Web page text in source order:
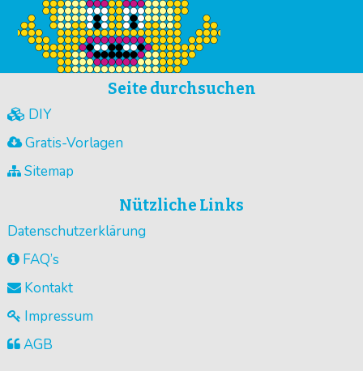
Seite durchsuchen
DIY
Gratis-Vorlagen
Sitemap
Nützliche Links
Datenschutzerklärung
FAQ’s
Kontakt
Impressum
AGB